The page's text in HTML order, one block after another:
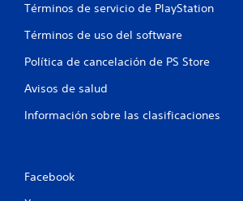
Términos de servicio de PlayStation
Términos de uso del software
Política de cancelación de PS Store
Avisos de salud
Información sobre las clasificaciones
Facebook